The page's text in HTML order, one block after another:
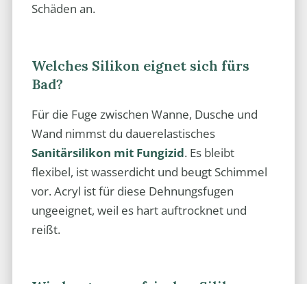
Schäden an.
Welches Silikon eignet sich fürs
Bad?
Für die Fuge zwischen Wanne, Dusche und
Wand nimmst du dauerelastisches
Sanitärsilikon mit Fungizid. Es bleibt
flexibel, ist wasserdicht und beugt Schimmel
vor. Acryl ist für diese Dehnungsfugen
ungeeignet, weil es hart auftrocknet und
reißt.